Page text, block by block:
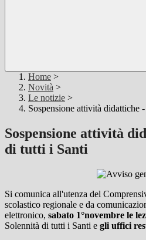
Home >
Novità >
Le notizie >
Sospensione attività didattiche
Sospensione attività
di tutti i Santi
Si comunica all'utenza del
scolastico regionale e da
elettronico, sabato 1°novembre le
Solennità di tutti i Santi e gli uffici